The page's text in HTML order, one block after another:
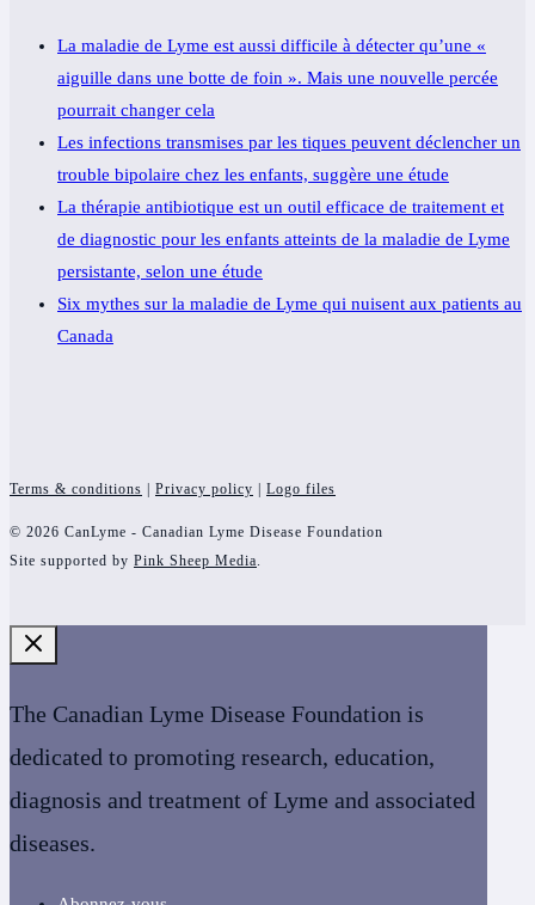
La maladie de Lyme est aussi difficile à détecter qu’une «
aiguille dans une botte de foin ». Mais une nouvelle percée
pourrait changer cela
Les infections transmises par les tiques peuvent déclencher un
trouble bipolaire chez les enfants, suggère une étude
La thérapie antibiotique est un outil efficace de traitement et
de diagnostic pour les enfants atteints de la maladie de Lyme
persistante, selon une étude
Six mythes sur la maladie de Lyme qui nuisent aux patients au
Canada
Terms & conditions | Privacy policy | Logo files
© 2026 CanLyme - Canadian Lyme Disease Foundation
Site supported by Pink Sheep Media
The Canadian Lyme Disease Foundation is
dedicated to promoting research, education,
diagnosis and treatment of Lyme and associated
diseases.